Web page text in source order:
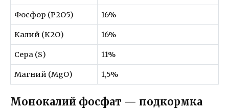
Фосфор (Р2О5) 16%
Калий (К2О) 16%
Сера (S) 11%
Магний (MgO) 1,5%
Монокалий фосфат — подкормка